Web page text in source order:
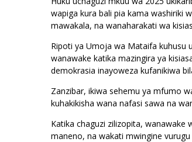
wapiga kura bali pia kama washiriki
mawakala, na wanaharakati wa
Ripoti ya Umoja wa Mataifa kuhusu
wanawake katika mazingira ya
demokrasia inayoweza kufanikiwa
Zanzibar, ikiwa sehemu ya mfumo
kuhakikisha wana nafasi sawa na
Katika chaguzi zilizopita, wanawake
maneno, na wakati mwingine